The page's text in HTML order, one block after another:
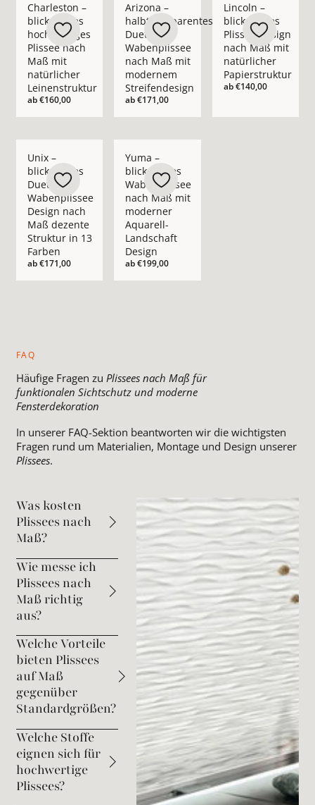
Charleston –
blickdichtes
hochwertiges
Plissee nach
Maß mit
natürlicher
Leinenstruktur
ab€160,00
Arizona –
halbtransparentes
Duette®
Wabenplissee
nach Maß mit
modernem
Streifendesign
ab€171,00
Lincoln –
blickdichtes
Plissee Design
nach Maß mit
natürlicher
Papierstruktur
ab€140,00
Unix –
blickdichtes
Duette®
Wabenplissee
Design nach
Maß dezente
Struktur in 13
Farben
ab€171,00
Yuma –
blickdichtes
Wabenplissee
nach Maß mit
moderner
Aquarell-
Landschaft
Design
ab€199,00
FAQ
Häufige Fragen zu Plissees nach Maß für
funktionalen Sichtschutz und moderne
Fensterdekoration
In unserer FAQ-Sektion beantworten wir die wichtigsten
Fragen rund um Materialien, Montage und Design unserer
Plissees.
Was kosten
Plissees nach
Maß?
Wie messe ich
Plissees nach
Maß richtig
aus?
Welche Vorteile
bieten Plissees
auf Maß
gegenüber
Standardgrößen?
Welche Stoffe
eignen sich für
hochwertige
Plissees?